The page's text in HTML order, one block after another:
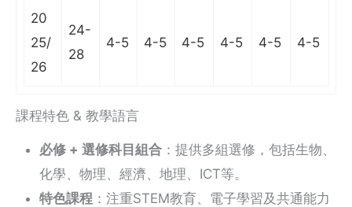
20
25/
26
24-
28
4-5 4-5 4-5 4-5 4-5 4-5
課程特色 & 教學語言
必修 + 選修科目組合 ：提供多組選修，包括生物、
化學、物理、經濟、地理、ICT等。
特色課程 ：注重STEM教育、電子學習及共通能力